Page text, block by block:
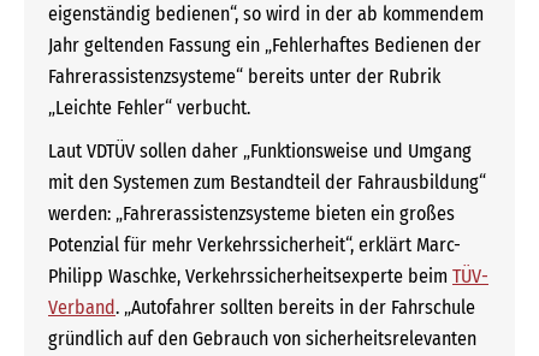
eigenständig bedienen“, so wird in der ab kommendem
Jahr geltenden Fassung ein „Fehlerhaftes Bedienen der
Fahrerassistenzsysteme“ bereits unter der Rubrik
„Leichte Fehler“ verbucht.
Laut VDTÜV sollen daher „Funktionsweise und Umgang
mit den Systemen zum Bestandteil der Fahrausbildung“
werden: „Fahrerassistenzsysteme bieten ein großes
Potenzial für mehr Verkehrssicherheit“, erklärt Marc-
Philipp Waschke, Verkehrssicherheitsexperte beim TÜV-
Verband. „Autofahrer sollten bereits in der Fahrschule
gründlich auf den Gebrauch von sicherheitsrelevanten